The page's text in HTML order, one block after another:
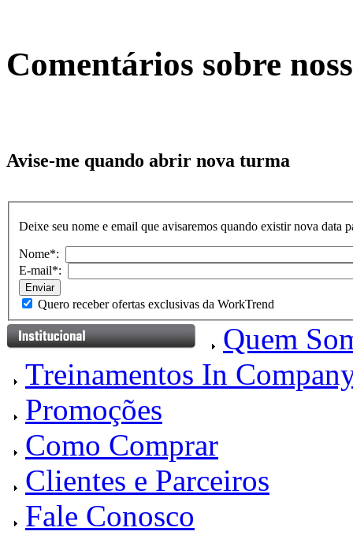
Comentários sobre
Avise-me quando abrir nova turma
Deixe seu nome e email que avisaremos quando existir nova data
Nome*:
E-mail*:
Quero receber ofertas exclusivas da WorkTrend
Quem
Treinamentos In
Promoções
Como Comprar
Clientes e Parceiros
Fale Conosco